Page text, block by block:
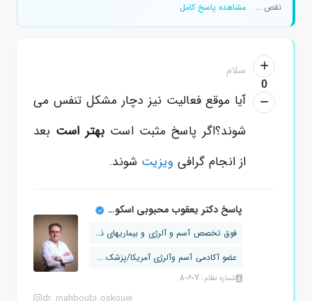
نقص ...
مشاهده پاسخ کامل
0
سلام
آیا موقع فعالیت نیز دچار مشکل تنفس می
شوند؟اگر پاسخ مثبت است بهتر است بعد
از انجام گرافی ویزیت شوند.
پاسخ دکتر یعقوب محبوبی اسکوئی
فوق تخصص آسم و آلرژی و بیماریهای نقص ...
عضو آکادمی آسم وآلرژی آمریکا/پزشک نمو...
شماره نظام: 80607